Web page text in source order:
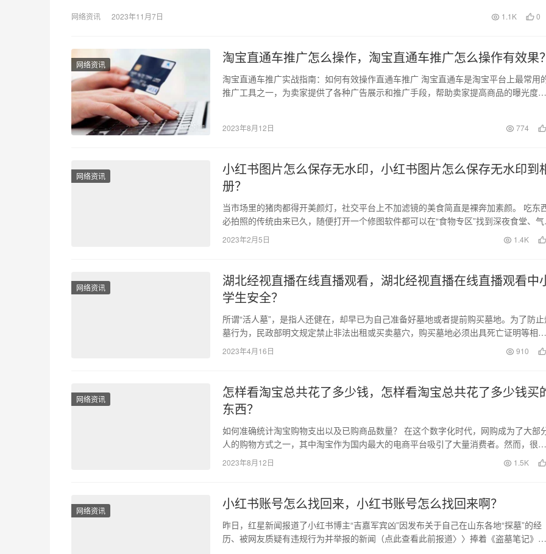
网络资讯 2023年11月7日 1.1K 0
网络资讯 淘宝直通车推广怎么操作，淘宝直通车推广怎么操作有效果？
淘宝直通车推广实战指南：如何有效操作直通车推广 淘宝直通车是淘宝平台上最常用
推广工具之一，为卖家提供了各种广告展示和推广手段，帮助卖家提高商品的曝光度和
2023年8月12日 774
网络资讯
小红书图片怎么保存无水印，小红书图片怎么保存无水印到
册？
当市场里的猪肉都得开美颜灯，社交平台上不加滤镜的美食简直是裸奔加素颜。 吃东
必拍照的传统由来已久，随便打开一个修图软件都可以在“食物专区”找到深夜食堂、气
水、奶fufu等各种滤…
2023年2月5日 1.4K
网络资讯
湖北经视直播在线直播观看，湖北经视直播在线直播观看中
学生安全？
所谓“活人墓”，是指人还健在，却早已为自己准备好墓地或者提前购买墓地。为了防
墓行为，民政部明文规定禁止非法出租或买卖墓穴，购买墓地必须出具死亡证明等相关
材料，严禁销售“活人墓”…
2023年4月16日 910
网络资讯
怎样看淘宝总共花了多少钱，怎样看淘宝总共花了多少钱买
东西？
如何准确统计淘宝购物支出以及已购商品数量？ 在这个数字化时代，网购成为了大部
人的购物方式之一，其中淘宝作为国内最大的电商平台吸引了大量消费者。然而，很多
人都会遇到一个问题：如何准…
2023年8月12日 1.5K
网络资讯 小红书账号怎么找回来，小红书账号怎么找回来啊？
昨日，红星新闻报道了小红书博主“吉嘉军宾凶”因发布关于自己在山东各地“探墓”的经
历、被网友质疑有违规行为并举报的新闻（点此查看此前报道〉〉捧着《盗墓笔记》私